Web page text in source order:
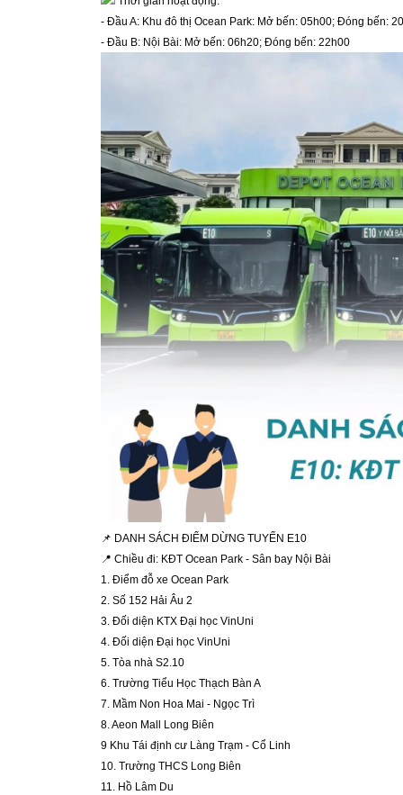
- Đầu A: Khu đô thị Ocean Park: Mở bến: 05h00; Đóng bến:
- Đầu B: Nội Bài: Mở bến: 06h20; Đóng bến: 22h00
📌 DANH SÁCH ĐIỂM DỪNG TUYẾN E10
📍 Chiều đi: KĐT Ocean Park - Sân bay Nội Bài
1. Điểm đỗ xe Ocean Park
2. Số 152 Hải Âu 2
3. Đối diện KTX Đại học VinUni
4. Đối diện Đại học VinUni
5. Tòa nhà S2.10
6. Trường Tiểu Học Thạch Bàn A
7. Mầm Non Hoa Mai - Ngọc Trì
8. Aeon Mall Long Biên
9 Khu Tái định cư Làng Trạm - Cổ Linh
10. Trường THCS Long Biên
11. Hồ Lâm Du